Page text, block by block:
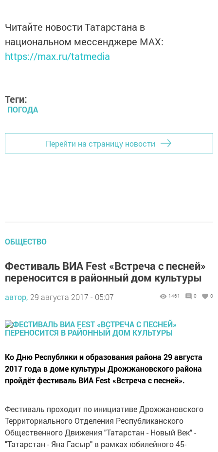
Читайте новости Татарстана в
национальном мессенджере MАХ:
https://max.ru/tatmedia
Теги:
ПОГОДА
Перейти на страницу новости
ОБЩЕСТВО
Фестиваль ВИА Fest «Встреча с песней»
переносится в районный дом культуры
автор, 29 августа 2017 - 05:07 1461 0 0
Ко Дню Республики и образования района 29 августа
2017 года в доме культуры Дрожжановского района
пройдёт фестиваль ВИА Fest «Встреча с песней».
Фестиваль проходит по инициативе Дрожжановского
Территориального Отделения Республиканского
Общественного Движения "Татарстан - Новый Век" -
"Татарстан - Яна Гасыр" в рамках юбилейного 45-